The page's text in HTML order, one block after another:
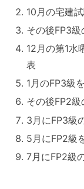
10月の宅建
その後FP3
12月の第1水
表
1月のFP3級
その後FP2
3月にFP3級
5月にFP2級
7月にFP2級